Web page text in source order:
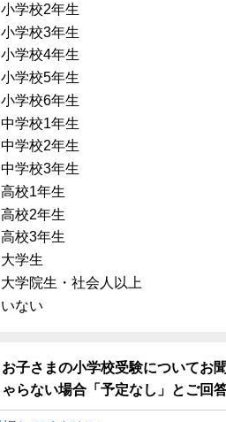
小学校2年生
小学校3年生
小学校4年生
小学校5年生
小学校6年生
中学校1年生
中学校2年生
中学校3年生
高校1年生
高校2年生
高校3年生
大学生
大学院生・社会人以上
いない
お子さまの小学校受験についてお
ゃらない場合「予定なし」とご回